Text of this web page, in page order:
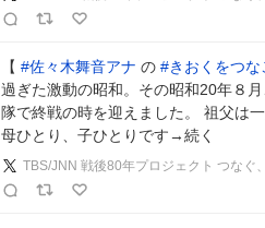
【 #佐々木舞音アナ の #きおくをつな
過ぎた激動の昭和。その昭和20年８
隊で終戦の時を迎えました。 祖父は
母ひとり、子ひとりです→続く
TBS/JNN 戦後80年プロジェクト つなぐ